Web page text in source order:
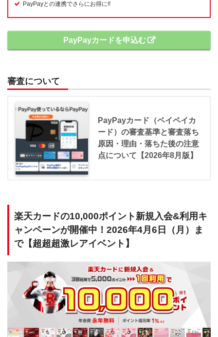
PayPayとの連携でさらにお得に!!
PayPayカードを申込む
審査について
PayPayカード（ペイペイカ
ード）の審査基準と審査落ち
原因・理由・落ちた後の注意
点について【2026年8月版】
楽天カードの10,000ポイント新規入会&利用キ
ャンペーンが開催中！2026年4月6日（月）ま
で【超超超激レアイベント】